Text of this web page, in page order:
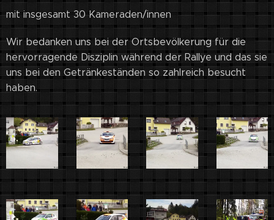
mit insgesamt 30 Kameraden/innen
Wir bedanken uns bei der Ortsbevölkerung für die
hervorragende Disziplin während der Rallye und das sie
uns bei den Getränkeständen so zahlreich besucht
haben.